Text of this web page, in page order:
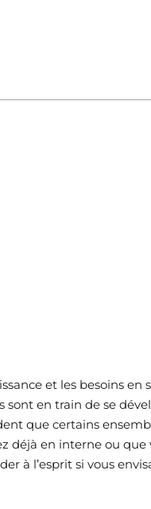
et les besoins
sont en train de se
que certains
déjà en interne ou
à l’esprit si vous